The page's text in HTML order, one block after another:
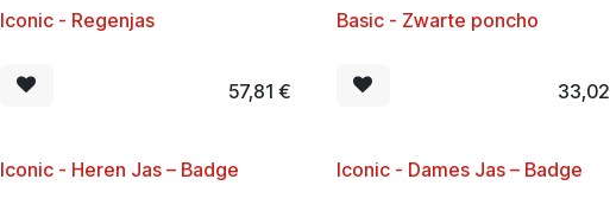
Nieuw!
Iconic - Regenjas
57,81 €
Nieuw!
Basic - Zwarte poncho
33,02
-45%
Iconic - Heren Jas – Badge -45%
Iconic - Dames Jas – Badge